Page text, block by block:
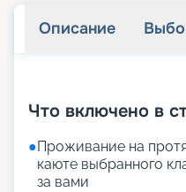
Описание
Что включено в
●Проживание на
каюте выбранного
за вами